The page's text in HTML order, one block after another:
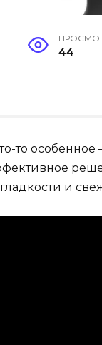
44
то
и